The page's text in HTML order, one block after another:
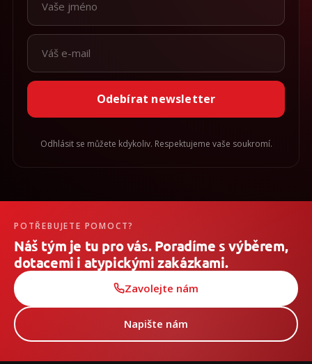
Odebírat newsletter
Odhlásit se můžete kdykoliv. Respektujeme vaše soukromí.
POTŘEBUJETE POMOCT?
Náš tým je tu pro vás. Poradíme s výběrem,
dotacemi i atypickými zakázkami.
Zavolejte nám
Napište nám